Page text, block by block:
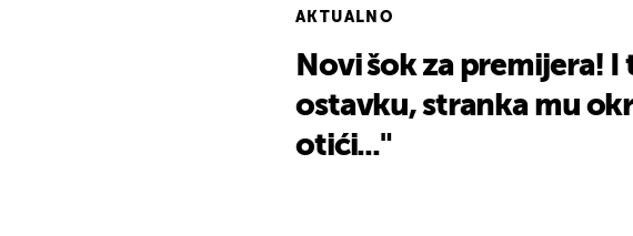
AKTUALNO
Novi šok za premijera!
ostavku, stranka mu
otići..."